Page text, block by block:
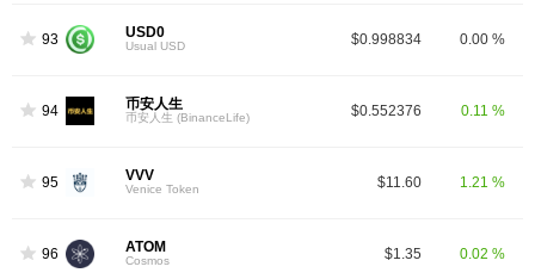
93 USD0
Usual USD $0.998834 0.00 %
94 币安人生
币安人生 (BinanceLife) $0.552376 0.11 %
95 VVV
Venice Token $11.60 1.21 %
96 ATOM
Cosmos $1.35 0.02 %